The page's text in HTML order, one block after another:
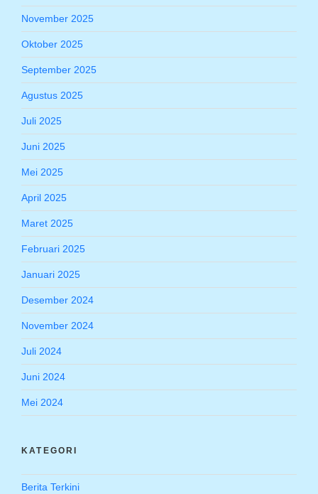
November 2025
Oktober 2025
September 2025
Agustus 2025
Juli 2025
Juni 2025
Mei 2025
April 2025
Maret 2025
Februari 2025
Januari 2025
Desember 2024
November 2024
Juli 2024
Juni 2024
Mei 2024
KATEGORI
Berita Terkini